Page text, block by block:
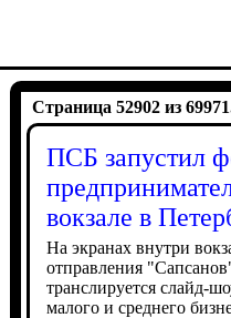
Страница 52902 из
ПСБ запустил
вокзале в
На экранах внутри
отправления
транслируется слайд-
малого и среднего